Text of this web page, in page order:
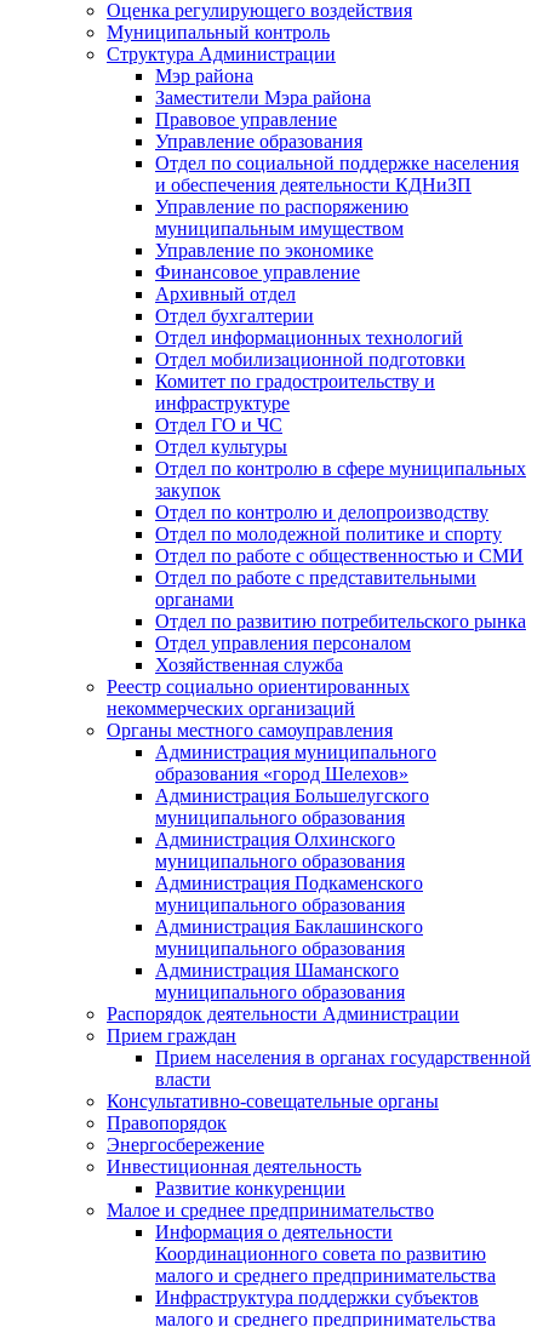
Оценка регулирующего воздействия
Муниципальный контроль
Структура Администрации
Мэр района
Заместители Мэра района
Правовое управление
Управление образования
Отдел по социальной поддержке населения
и обеспечения деятельности КДНиЗП
Управление по распоряжению
муниципальным имуществом
Управление по экономике
Финансовое управление
Архивный отдел
Отдел бухгалтерии
Отдел информационных технологий
Отдел мобилизационной подготовки
Комитет по градостроительству и
инфраструктуре
Отдел ГО и ЧС
Отдел культуры
Отдел по контролю в сфере муниципальных
закупок
Отдел по контролю и делопроизводству
Отдел по молодежной политике и спорту
Отдел по работе с общественностью и СМИ
Отдел по работе с представительными
органами
Отдел по развитию потребительского рынка
Отдел управления персоналом
Хозяйственная служба
Реестр социально ориентированных
некоммерческих организаций
Органы местного самоуправления
Администрация муниципального
образования «город Шелехов»
Администрация Большелугского
муниципального образования
Администрация Олхинского
муниципального образования
Администрация Подкаменского
муниципального образования
Администрация Баклашинского
муниципального образования
Администрация Шаманского
муниципального образования
Распорядок деятельности Администрации
Прием граждан
Прием населения в органах государственной
власти
Консультативно-совещательные органы
Правопорядок
Энергосбережение
Инвестиционная деятельность
Развитие конкуренции
Малое и среднее предпринимательство
Информация о деятельности
Координационного совета по развитию
малого и среднего предпринимательства
Инфраструктура поддержки субъектов
малого и среднего предпринимательства